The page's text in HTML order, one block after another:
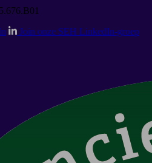
Join onze SEH LinkedIn-groep